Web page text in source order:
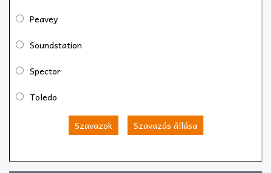
Peavey
Soundstation
Spector
Toledo
Szavazok Szavazás állása